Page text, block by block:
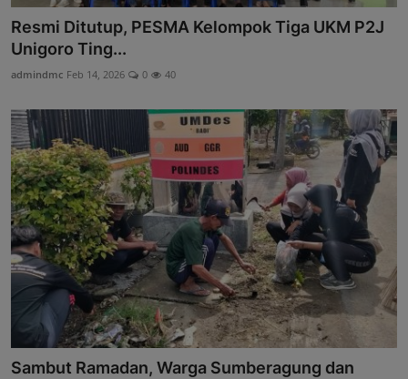
Resmi Ditutup, PESMA Kelompok Tiga UKM P2J
Unigoro Ting...
admindmc Feb 14, 2026 0 40
Sambut Ramadan, Warga Sumberagung dan